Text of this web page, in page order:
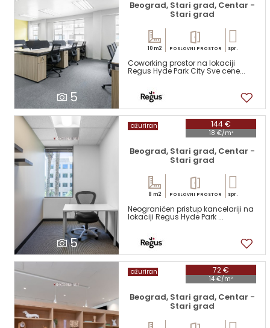
5
Beograd, Stari grad, Centar -
Stari grad
10 m2 POSLOVNI PROSTOR spr.
Coworking prostor na lokaciji
Regus Hyde Park City Sve cene...
5
144 €
18 €/m²
ažuriran
Beograd, Stari grad, Centar -
Stari grad
8 m2 POSLOVNI PROSTOR spr.
Neograničen pristup kancelariji na
lokaciji Regus Hyde Park ...
72 €
14 €/m²
ažuriran
Beograd, Stari grad, Centar -
Stari grad